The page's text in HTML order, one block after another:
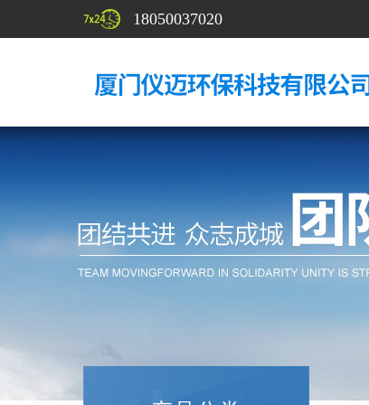
18050037020